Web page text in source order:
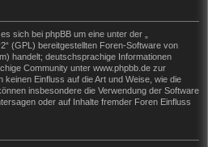
sich bei phpBB um eine unter der „
“ (GPL) bereitgestellten Foren-Software von
handelt; deutschsprachige Informationen
Community unter www.phpbb.de zur
keinen Einfluss auf die Art und Weise, wie die
insbesondere die Verwendung der Software
oder auf Inhalte fremder Foren Einfluss